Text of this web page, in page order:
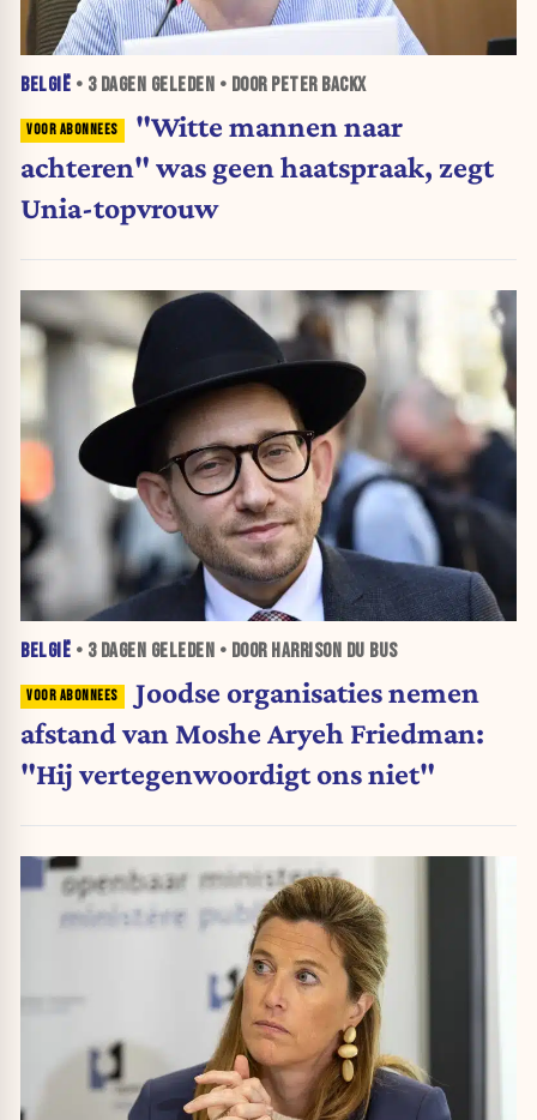
BELGIË • 3 DAGEN GELEDEN • DOOR PETER BACKX
"Witte mannen naar
achteren" was geen haatspraak, zegt
Unia-topvrouw
BELGIË • 3 DAGEN GELEDEN • DOOR HARRISON DU BUS
Joodse organisaties nemen
afstand van Moshe Aryeh Friedman:
"Hij vertegenwoordigt ons niet"